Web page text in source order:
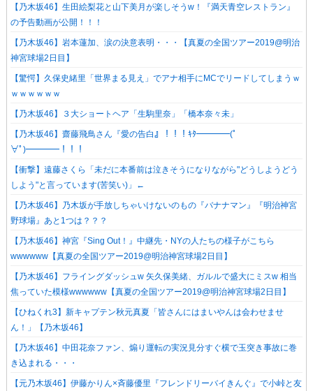
【乃木坂46】生田絵梨花と山下美月が楽しそうw！『満天青空レストラン』
の予告動画が公開！！！
【乃木坂46】岩本蓮加、涙の決意表明・・・【真夏の全国ツアー2019@明治
神宮球場2日目】
【驚愕】久保史緒里「世界まる見え」でアナ相手にMCでリードしてしまうｗ
ｗｗｗｗｗｗ
【乃木坂46】３大ショートヘア「生駒里奈」「橋本奈々未」
【乃木坂46】齋藤飛鳥さん『愛の告白』！！！ｷﾀ━━━━(ﾟ
∀ﾟ)━━━━！！！
【衝撃】遠藤さくら「未だに本番前は泣きそうになりながら"どうしようどう
しよう"と言っています(苦笑い)」←
【乃木坂46】乃木坂が手放しちゃいけないのもの『バナナマン』『明治神宮
野球場』あと1つは？？？
【乃木坂46】神宮『Sing Out！』中継先・NYの人たちの様子がこちら
wwwwww【真夏の全国ツアー2019@明治神宮球場2日目】
【乃木坂46】フライングダッシュw 矢久保美緒、ガルルで盛大にミスw 相当
焦っていた模様wwwwww【真夏の全国ツアー2019@明治神宮球場2日目】
【ひねくれ3】新キャプテン秋元真夏「皆さんにはまいやんは会わせませ
ん！」【乃木坂46】
【乃木坂46】中田花奈ファン、煽り運転の実況見分すぐ横で玉突き事故に巻
き込まれる・・・
【元乃木坂46】伊藤かりん×斉藤優里『フレンドリーバイきんぐ』で小峠と友